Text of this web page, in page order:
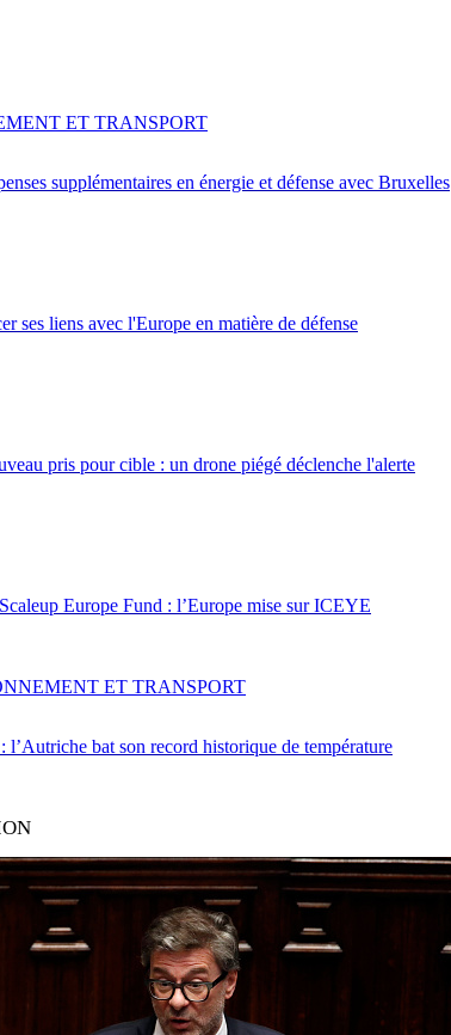
supplémentaires en énergie et défense avec Bruxelles
ET TRANSPORT
ses liens avec l'Europe en matière de défense
pris pour cible : un drone piégé déclenche l'alerte
Europe Fund : l’Europe mise sur ICEYE
l’Autriche bat son record historique de température
ET TRANSPORT